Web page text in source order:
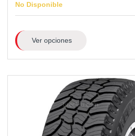
No Disponible
Ver opciones